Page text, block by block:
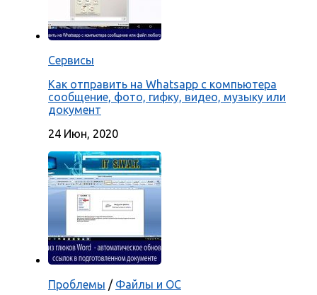
Сервисы
Как отправить на Whatsapp с компьютера
сообщение, фото, гифку, видео, музыку или
документ
24 Июн, 2020
Проблемы / Файлы и ОС